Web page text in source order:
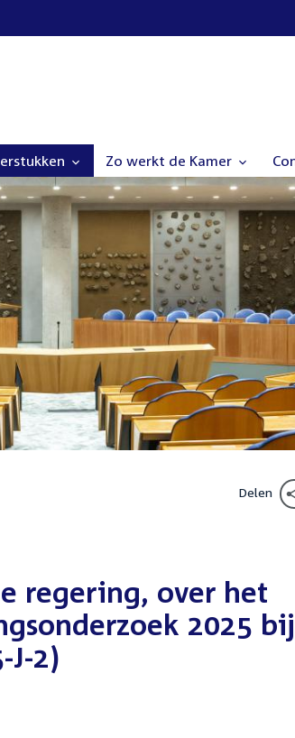
Zo werkt de Kamer
Delen
regering, over het
2025 bij
J-2)